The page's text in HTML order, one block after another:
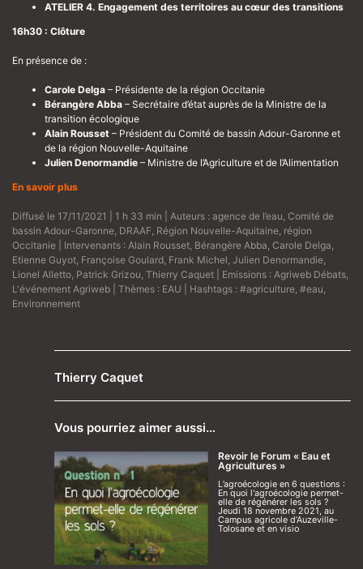
ATELIER 4. Engagement des territoires au cœur des transitions
16h30 : Clôture
En présence de :
Carole Delga – Présidente de la région Occitanie
Bérangère Abba – Secrétaire d’état auprès de la Ministre de la
transition écologique
Alain Rousset – Président du Comité de bassin Adour-Garonne et
de la région Nouvelle-Aquitaine
Julien Denormandie – Ministre de l’Agriculture et de l’Alimentation
En savoir plus
Diffusé le 17/11/2021 | 1 h 33 min | Auteurs : agence de l’eau Comité de
bassin Adour-Garonne DRAAF Région Nouvelle-Aquitaine région
Occitanie | Intervenants : Alain Rousset Bérangère Abba Carole Delga
Etienne Guyot Françoise Goulard Frank Michel Julien Denormandie
Lionel Alletto Patrick Grizou Thierry Caquet | Emissions : Agriweb Débats
L'événement Agriweb | Thèmes : EAU | Hashtags : #agriculture #eau
Environnement
Thierry Caquet
Vous pourriez aimer aussi…
Revoir le Forum « Eau et
Agricultures »
L’agroécologie en 6 questions :
En quoi l'agroécologie permet-
elle de régénérer les sols ?
Jeudi 18 novembre 2021, au
Campus agricole d’Auzeville-
Tolosane et en visio